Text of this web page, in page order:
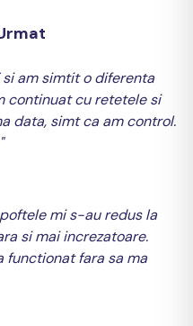
si am simtit o diferenta
continuat cu retetele si
data, simt ca am control.
mi s-au redus la
si mai increzatoare.
functionat fara sa ma